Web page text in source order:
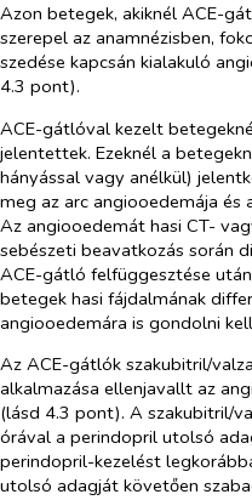
Azon betegek, akiknél ACE-
szerepel az anamnézisben,
szedése kapcsán kialakuló
4.3 pont).
ACE-gátlóval kezelt
jelentettek. Ezeknél a
hányással vagy anélkül)
meg az arc angiooedemája
Az angiooedemát hasi CT-
sebészeti beavatkozás során
ACE-gátló felfüggesztése
betegek hasi fájdalmának
angiooedemára is gondolni
Az ACE-gátlók szakubitril/
alkalmazása ellenjavallt az
(lásd 4.3 pont). A szakubitril/
órával a perindopril utolsó
perindopril-kezelést
utolsó adagját követően